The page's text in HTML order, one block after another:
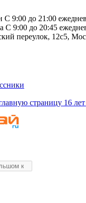
С 9:00 до 21:00
С 9:00 до 20:45
переулок, 12с5,
страницу 16